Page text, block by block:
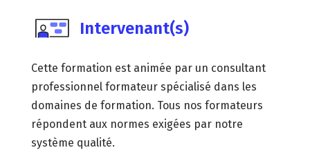
Intervenant(s)
Cette formation est animée par un consultant
professionnel formateur spécialisé dans les
domaines de formation. Tous nos formateurs
répondent aux normes exigées par notre
système qualité.